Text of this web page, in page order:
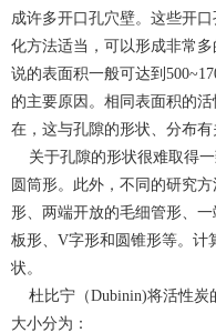
成许多开口孔穴壁。这些开
化方法适当，可以形成非常
说的表面积一般可达到
的主要原因。相同表面积的
在，这与孔隙的形状、分布有
关于孔隙的形状很难取得一
圆筒形。此外，不同的研究
形、两端开放的毛细管形、
板形、V字形和圆锥形等。计
状。
杜比宁（Dubinin)将活性炭
大小分为：